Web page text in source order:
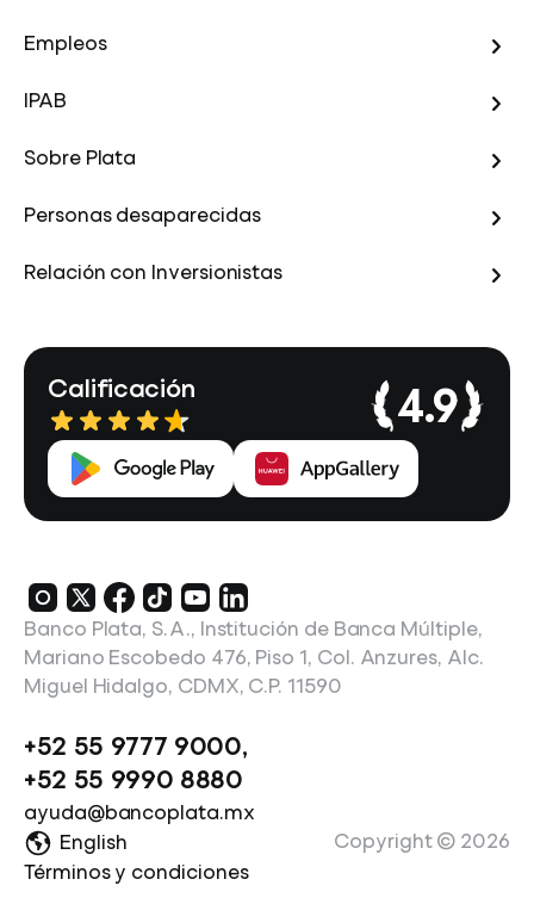
Empleos
IPAB
Sobre Plata
Personas desaparecidas
Relación con Inversionistas
Calificación 4.9
+52 55 9777 9000,
+52 55 9990 8880
ayuda@bancoplata.mx
Banco Plata, S.A., Institución de Banca Múltiple,
Mariano Escobedo 476, Piso 1, Col. Anzures, Alc.
Miguel Hidalgo, CDMX, C.P. 11590
English Copyright © 2026
Términos y condiciones